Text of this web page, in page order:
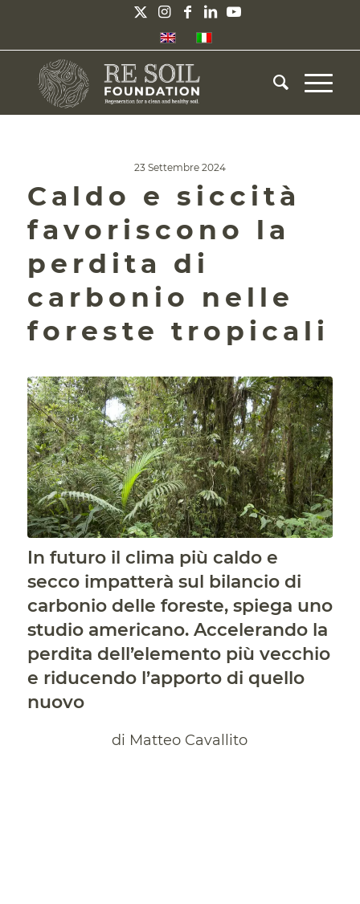
23 Settembre 2024
Caldo e siccità
favoriscono la
perdita di
carbonio nelle
foreste tropicali
In futuro il clima più caldo e
secco impatterà sul bilancio di
carbonio delle foreste, spiega uno
studio americano. Accelerando la
perdita dell’elemento più vecchio
e riducendo l’apporto di quello
nuovo
di Matteo Cavallito